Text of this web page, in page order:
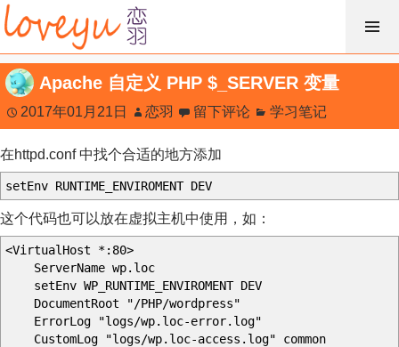
跳
过
内
容
Apache 自定义 PHP $_SERVER 变量
2017年01月21日 恋羽 留下评论 学习笔记
在httpd.conf 中找个合适的地方添加
setEnv RUNTIME_ENVIROMENT DEV
这个代码也可以放在虚拟主机中使用，如：
<VirtualHost *:80>
ServerName wp.loc
setEnv WP_RUNTIME_ENVIROMENT DEV
DocumentRoot "/PHP/wordpress"
ErrorLog "logs/wp.loc-error.log"
CustomLog "logs/wp.loc-access.log" common